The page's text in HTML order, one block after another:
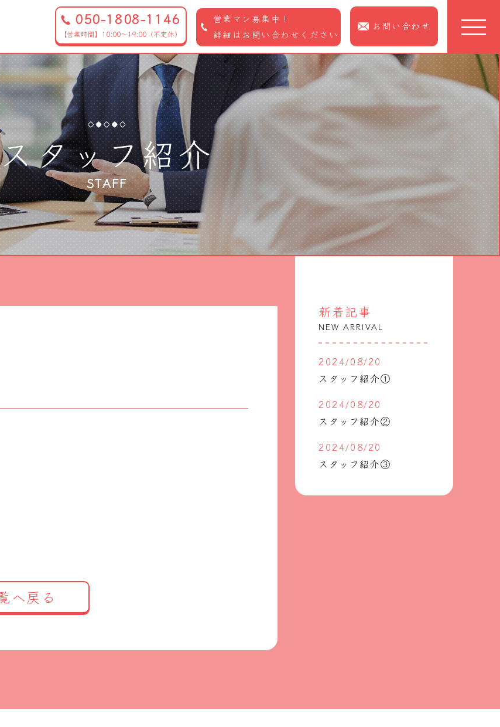
050-1808-1146
【営業時間】10:00～19:00（不定休）
営業マン募集中！
詳細はお問い合わせください
お問い合わせ
ピックアップ
A.Q.House
について
サービス紹介
ご利用の流れ
スタッフ紹介
会社概要
お問い合わせ
スタッフ紹介
STAFF
へ戻る
新着記事
NEW ARRIVAL
2024/08/20
スタッフ紹介①
2024/08/20
スタッフ紹介②
2024/08/20
スタッフ紹介③